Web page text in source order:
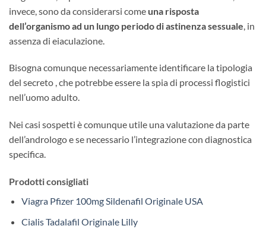
invece, sono da considerarsi come una risposta
dell’organismo ad un lungo periodo di astinenza sessuale , in
assenza di eiaculazione.
Bisogna comunque necessariamente identificare la tipologia
del secreto , che potrebbe essere la spia di processi flogistici
nell’uomo adulto.
Nei casi sospetti è comunque utile una valutazione da parte
dell’andrologo e se necessario l’integrazione con diagnostica
specifica.
Prodotti consigliati
Viagra Pfizer 100mg Sildenafil Originale USA
Cialis Tadalafil Originale Lilly